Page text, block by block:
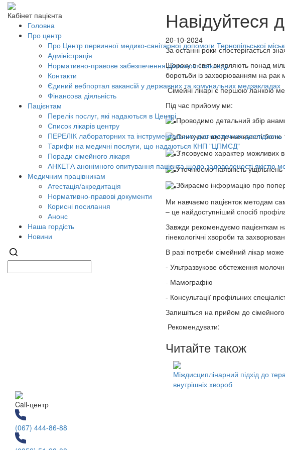
Кабінет пацієнта
Головна
Про центр
Про Центр первинної медико-санітарної допомоги Тернопільської
Адміністрація
Нормативно-правове забезпечення діяльності закладу
Контакти
Єдиний вебпортал вакансій у державних та комунальних медзакладах
Фінансова діяльність
Пацієнтам
Перелік послуг, які надаються в Центрі
Список лікарів центру
ПЕРЕЛІК лабораторних та інструментальних діагностичних досліджень
Тарифи на медичні послуги, що надаються КНП "ЦПМСД"
Поради сімейного лікаря
АНКЕТА анонімного опитування пацієнта щодо задоволеності якістю
Медичним працівникам
Атестація/акредитація
Нормативно-правові документи
Корисні посилання
Анонс
Наша гордість
Новини
Навідуйтеся
20-10-2024
За останні роки спостерігається
Щороку в світі виявляють понад
боротьби із захворюванням на рак
Сімейні лікарі є першою ланкою
Під час прийому ми:
Проводимо детальний збір
Опитуємо щодо наявності болю
З'ясовуємо характер можливих
Уточнюємо наявність ущільнень
Збираємо інформацію про
Ми навчаємо пацієнток методам
– це найдоступніший спосіб
Завжди рекомендуємо пацієнткам
гінекологічні хвороби та
В разі потреби сімейний лікар
- Ультразвукове обстеження
- Мамографію
- Консультації профільних
Запишіться на прийом до
Рекомендувати:
Читайте також
Міждисциплінарний підхід до
внутрішніх хвороб
Call-центр
(067) 444-86-88